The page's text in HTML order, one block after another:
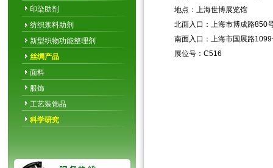
印染助剂
纺织浆料助剂
新型织物功能整理剂
丝绸产品
面料
服饰
工艺装饰品
科学研究
地点：上海世博展览馆
北面入口：上海市博成路850
南面入口：上海市国展路1099
展位号：C516